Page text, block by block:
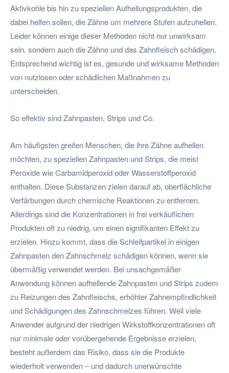
Aktivkohle bis hin zu speziellen Aufhellungsprodukten, die
dabei helfen sollen, die Zähne um mehrere Stufen aufzuhellen.
Leider können einige dieser Methoden nicht nur unwirksam
sein, sondern auch die Zähne und das Zahnfleisch schädigen.
Entsprechend wichtig ist es, gesunde und wirksame Methoden
von nutzlosen oder schädlichen Maßnahmen zu
unterscheiden.
So effektiv sind Zahnpasten, Strips und Co.
Am häufigsten greifen Menschen, die ihre Zähne aufhellen
möchten, zu speziellen Zahnpasten und Strips, die meist
Peroxide wie Carbamidperoxid oder Wasserstoffperoxid
enthalten. Diese Substanzen zielen darauf ab, oberflächliche
Verfärbungen durch chemische Reaktionen zu entfernen.
Allerdings sind die Konzentrationen in frei verkäuflichen
Produkten oft zu niedrig, um einen signifikanten Effekt zu
erzielen. Hinzu kommt, dass die Schleifpartikel in einigen
Zahnpasten den Zahnschmelz schädigen können, wenn sie
übermäßig verwendet werden. Bei unsachgemäßer
Anwendung können aufhellende Zahnpasten und Strips zudem
zu Reizungen des Zahnfleischs, erhöhter Zahnempfindlichkeit
und Schädigungen des Zahnschmelzes führen. Weil viele
Anwender aufgrund der niedrigen Wirkstoffkonzentrationen oft
nur minimale oder vorübergehende Ergebnisse erzielen,
besteht außerdem das Risiko, dass sie die Produkte
wiederholt verwenden – und dadurch unerwünschte